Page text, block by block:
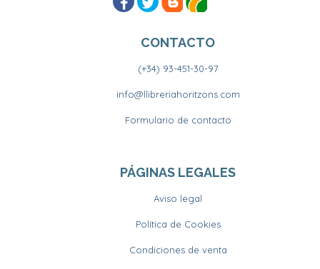
CONTACTO
(+34) 93-451-30-97
info@llibreriahoritzons.com
Formulario de contacto
PÁGINAS LEGALES
Aviso legal
Política de Cookies
Condiciones de venta